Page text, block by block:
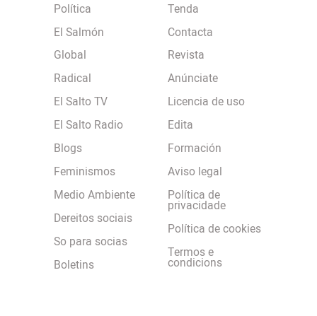
Política
El Salmón
Global
Radical
El Salto TV
El Salto Radio
Blogs
Feminismos
Medio Ambiente
Dereitos sociais
So para socias
Boletins
Tenda
Contacta
Revista
Anúnciate
Licencia de uso
Edita
Formación
Aviso legal
Política de
privacidade
Política de cookies
Termos e
condicions